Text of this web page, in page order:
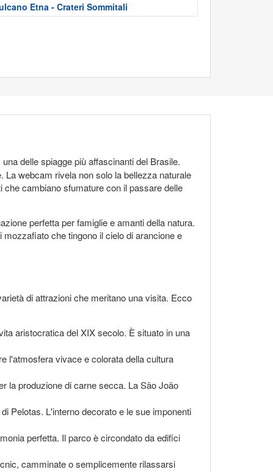
Etna - Crateri Sommitali
una delle spiagge più affascinanti del Brasile.
La webcam rivela non solo la bellezza naturale
cambiano sfumature con il passare delle
perfetta per famiglie e amanti della natura.
che tingono il cielo di arancione e
di attrazioni che meritano una visita. Ecco
aristocratica del XIX secolo. È situato in una
l'atmosfera vivace e colorata della cultura
la produzione di carne secca. La São João
Pelotas. L'interno decorato e le sue imponenti
perfetta. Il parco è circondato da edifici
camminate o semplicemente rilassarsi